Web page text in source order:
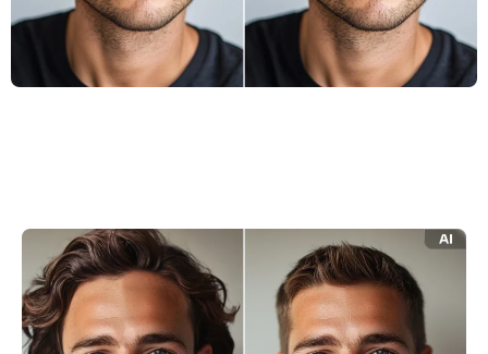
AIエクステンダー
AIリプレイサー
ポートレートツール
ヘアスタイルチェンジャー